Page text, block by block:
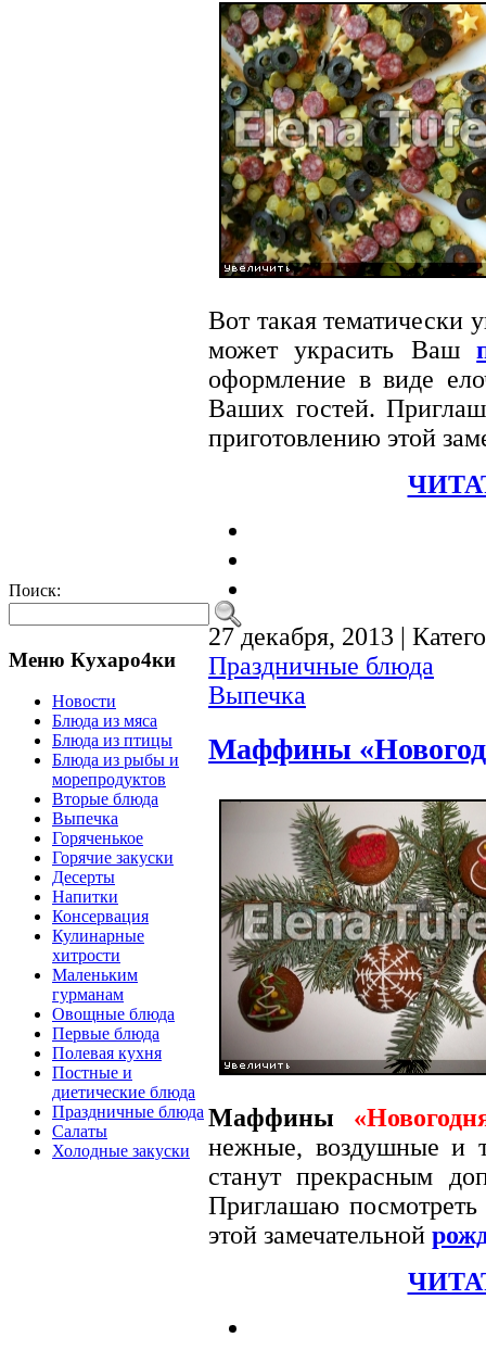
Поиск:
Меню Кухаро4ки
Новости
Блюда из мяса
Блюда из птицы
Блюда из рыбы и
морепродуктов
Вторые блюда
Выпечка
Горяченькое
Горячие закуски
Десерты
Напитки
Консервация
Кулинарные
хитрости
Маленьким
гурманам
Овощные блюда
Первые блюда
Полевая кухня
Постные и
диетические блюда
Праздничные блюда
Салаты
Холодные закуски
Вот такая тематически
может украсить Ваш
оформление в виде
Ваших гостей.
приготовлению этой
27 декабря, 2013 |
Праздничные блюда
Выпечка
Маффины
Маффины
нежные, воздушные и
станут прекрасным
Приглашаю
этой замечательной